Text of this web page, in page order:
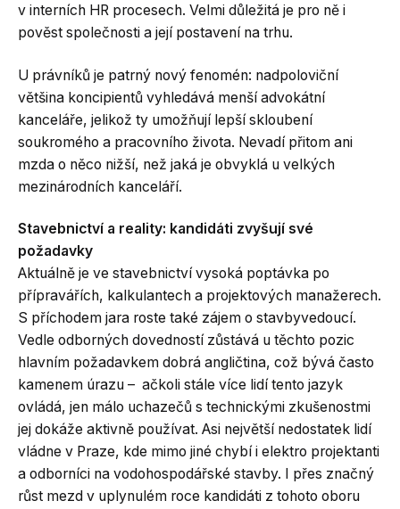
v interních HR procesech. Velmi důležitá je pro ně i
pověst společnosti a její postavení na trhu.
U právníků je patrný nový fenomén: nadpoloviční
většina koncipientů vyhledává menší advokátní
kanceláře, jelikož ty umožňují lepší skloubení
soukromého a pracovního života. Nevadí přitom ani
mzda o něco nižší, než jaká je obvyklá u velkých
mezinárodních kanceláří.
Stavebnictví a reality: kandidáti zvyšují své
požadavky
Aktuálně je ve stavebnictví vysoká poptávka po
přípravářích, kalkulantech a projektových manažerech.
S příchodem jara roste také zájem o stavbyvedoucí.
Vedle odborných dovedností zůstává u těchto pozic
hlavním požadavkem dobrá angličtina, což bývá často
kamenem úrazu – ačkoli stále více lidí tento jazyk
ovládá, jen málo uchazečů s technickými zkušenostmi
jej dokáže aktivně používat. Asi největší nedostatek lidí
vládne v Praze, kde mimo jiné chybí i elektro projektanti
a odborníci na vodohospodářské stavby. I přes značný
růst mezd v uplynulém roce kandidáti z tohoto oboru